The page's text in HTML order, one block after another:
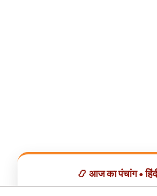
📿 आज का पंचांग •